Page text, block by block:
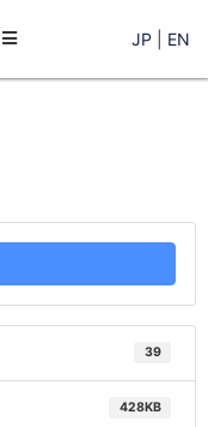
JP EN
39
428KB